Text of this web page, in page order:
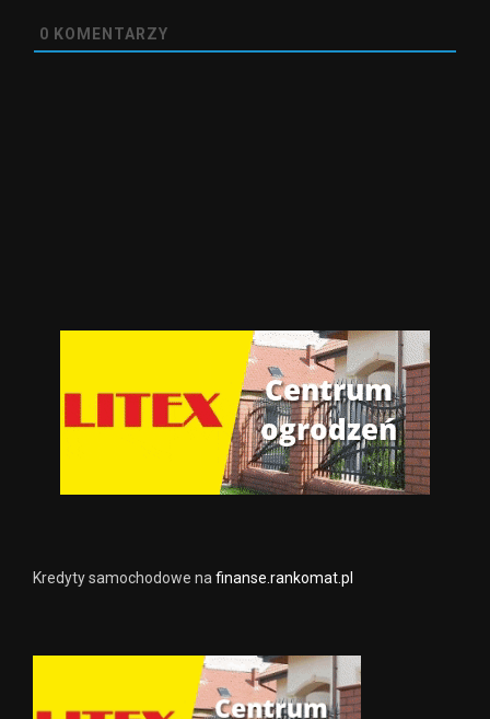
0 KOMENTARZY
Kredyty samochodowe na finanse.rankomat.pl